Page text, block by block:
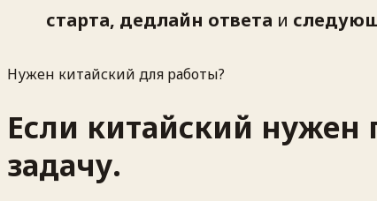
старта, дедлайн ответа и
Нужен китайский для работы?
Если китайский нужен
задачу.